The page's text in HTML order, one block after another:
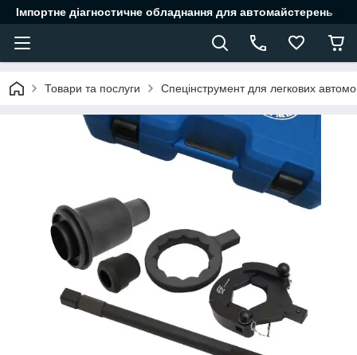
Імпортне діагностичне обладнання для автомайстерень
Товари та послуги Спецінструмент для легкових